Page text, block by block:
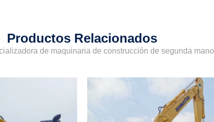
Productos Relacionados
de maquinaria de construcción de segunda